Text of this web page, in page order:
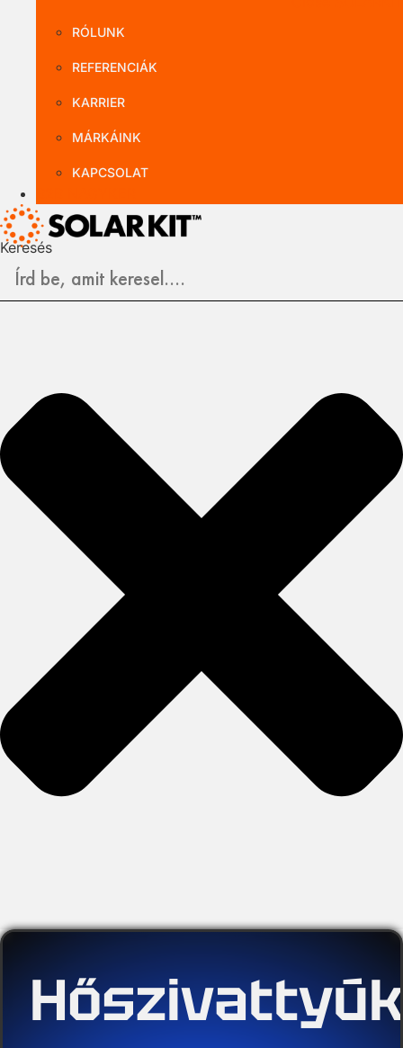
RÓLUNK
REFERENCIÁK
KARRIER
MÁRKÁINK
KAPCSOLAT
Keresés
Hőszivattyúk